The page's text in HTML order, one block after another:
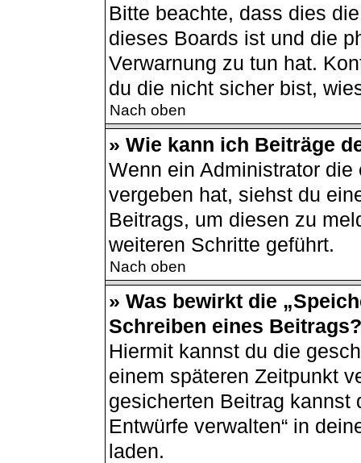
Bitte beachte, dass dies
dieses Boards ist und die
Verwarnung zu tun hat.
du die nicht sicher bist,
Nach oben
» Wie kann ich Beiträge
Wenn ein Administrator
vergeben hat, siehst du
Beitrags, um diesen zu
weiteren Schritte geführt.
Nach oben
» Was bewirkt die
Schreiben eines Beitrags?
Hiermit kannst du die
einem späteren Zeitpunkt
gesicherten Beitrag kannst
Entwürfe verwalten“ in
laden.